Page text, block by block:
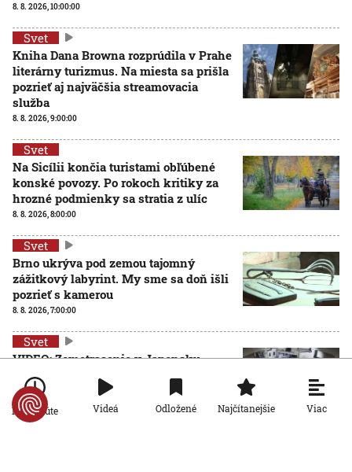
8. 8. 2026, 10:00:00
Svet
Kniha Dana Browna rozprúdila v Prahe
literárny turizmus. Na miesta sa prišla
pozrieť aj najväčšia streamovacia
služba
8. 8. 2026, 9:00:00
Svet
Na Sicílii končia turistami obľúbené
konské povozy. Po rokoch kritiky za
hrozné podmienky sa stratia z ulíc
8. 8. 2026, 8:00:00
Svet
Brno ukrýva pod zemou tajomný
zážitkový labyrint. My sme sa doň išli
pozrieť s kamerou
8. 8. 2026, 7:00:00
Svet
VIDEO: Zemetrasenie v Japonsku
zastihlo lekárov uprostred operácie,
pacienta chránili vlastnými telami
7. 8. 2026, 15:01:59
Po minúte Videá Odložené Najčítanejšie Viac